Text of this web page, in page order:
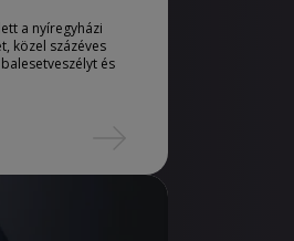
a nyíregyházi
közel százéves
és